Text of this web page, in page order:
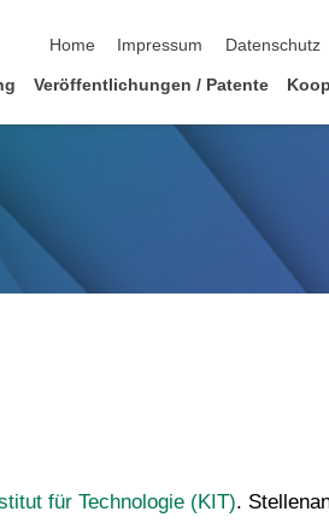
Home
Impressum Datenschutz
Veröffentlichungen / Patente
für Technologie (KIT).